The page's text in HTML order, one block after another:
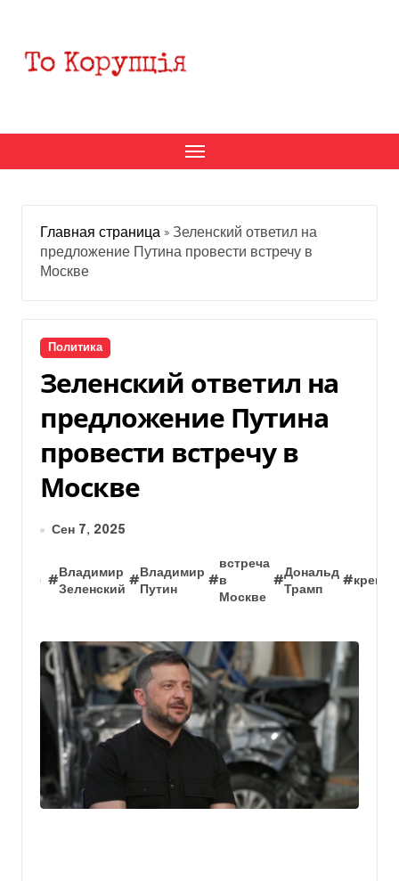
содержанию
Главная страница » Зеленский ответил на
предложение Путина провести встречу в
Москве
Политика
Зеленский ответил на
предложение Путина
провести встречу в
Москве
Сен 7, 2025
#
Владимир
Зеленский
#
Владимир
Путин
#
встреча
в
Москве
#
Дональд
Трамп
#